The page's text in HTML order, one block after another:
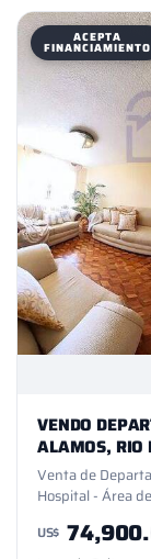
VENDO
ALAMOS, RIO
Venta de
Hospital - Área
Área social
US$
ACEPTA
FINANCIAMIENTO